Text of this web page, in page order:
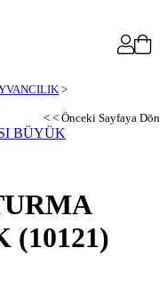
>
< < Önceki Sayfaya Dön
(10121)